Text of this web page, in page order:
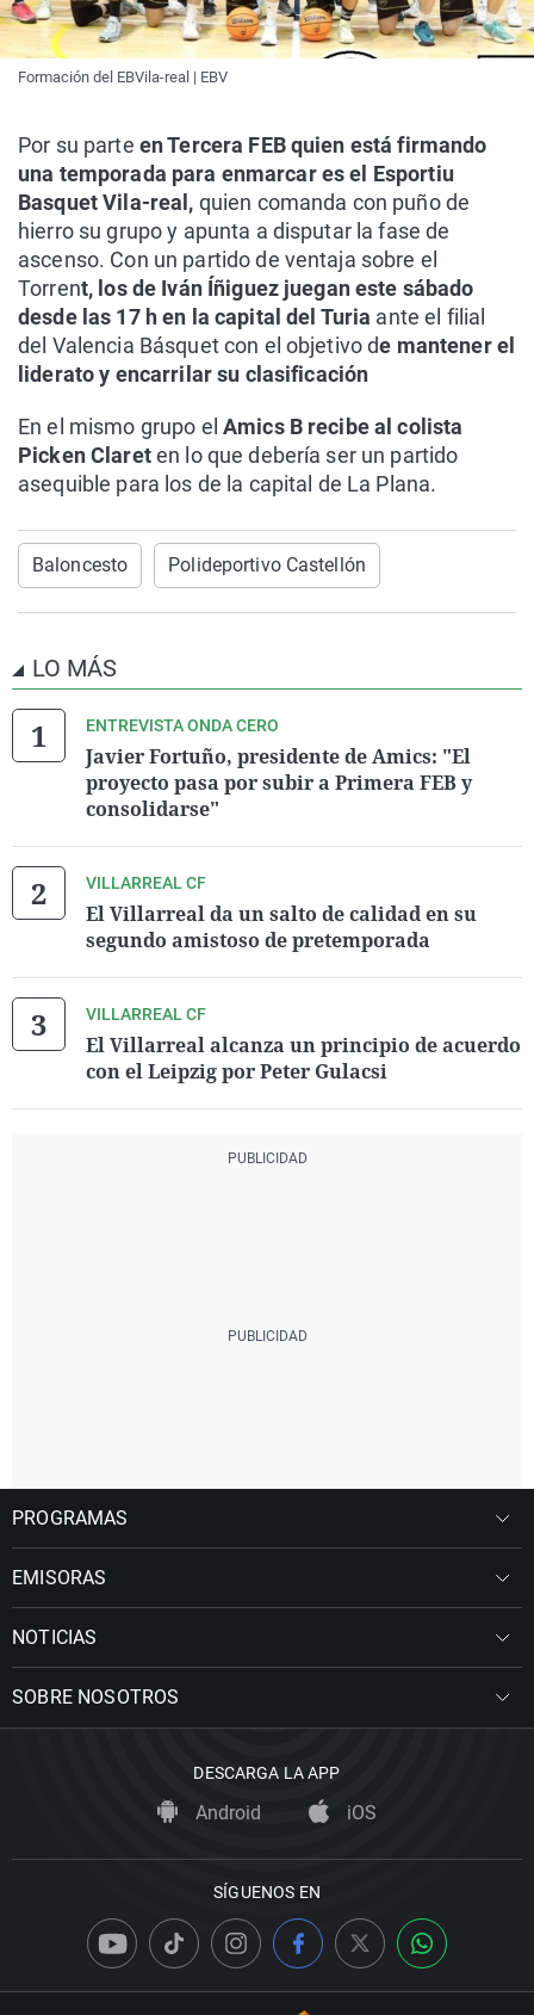
Formación del EBVila-real | EBV
Por su parte en Tercera FEB quien está firmando
una temporada para enmarcar es el Esportiu
Basquet Vila-real, quien comanda con puño de
hierro su grupo y apunta a disputar la fase de
ascenso. Con un partido de ventaja sobre el
Torrent, los de Iván Íñiguez juegan este sábado
desde las 17 h en la capital del Turia ante el filial
del Valencia Básquet con el objetivo de mantener el
liderato y encarrilar su clasificación
En el mismo grupo el Amics B recibe al colista
Picken Clareten lo que debería ser un partido
asequible para los de la capital de La Plana.
Baloncesto Polideportivo Castellón
LO MÁS
ENTREVISTA ONDA CERO
Javier Fortuño, presidente de Amics: "El
proyecto pasa por subir a Primera FEB y
consolidarse"
VILLARREAL CF
El Villarreal da un salto de calidad en su
segundo amistoso de pretemporada
VILLARREAL CF
El Villarreal alcanza un principio de acuerdo
con el Leipzig por Peter Gulacsi
PROGRAMAS
EMISORAS
NOTICIAS
SOBRE NOSOTROS
DESCARGA LA APP
Android iOS
SÍGUENOS EN